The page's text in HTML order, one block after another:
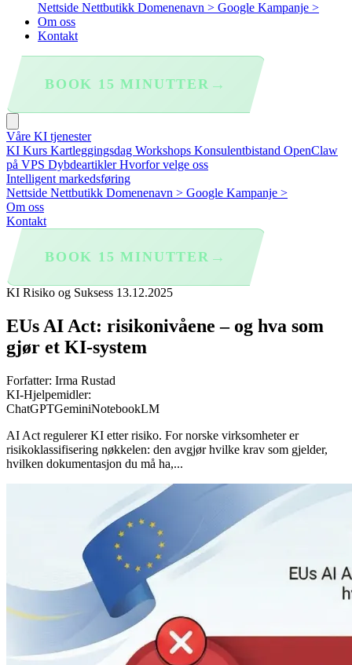
Nettside Nettbutikk Domenenavn > Google Kampanje >
Om oss
Kontakt
BOOK 15 MINUTTER →
Våre KI tjenester
KI Kurs Kartleggingsdag Workshops Konsulentbistand OpenClaw
på VPS DybdeartiklerHvorfor velge oss
Intelligent markedsføring
Nettside Nettbutikk Domenenavn > Google Kampanje >
Om oss
Kontakt
BOOK 15 MINUTTER →
KI Risiko og Suksess 13.12.2025
EUs AI Act: risikonivåene – og hva som
gjør et KI-system
Forfatter: Irma Rustad
KI-Hjelpemidler:
ChatGPTGeminiNotebookLM
AI Act regulerer KI etter risiko. For norske virksomheter er
risikoklassifisering nøkkelen: den avgjør hvilke krav som gjelder,
hvilken dokumentasjon du må ha,...